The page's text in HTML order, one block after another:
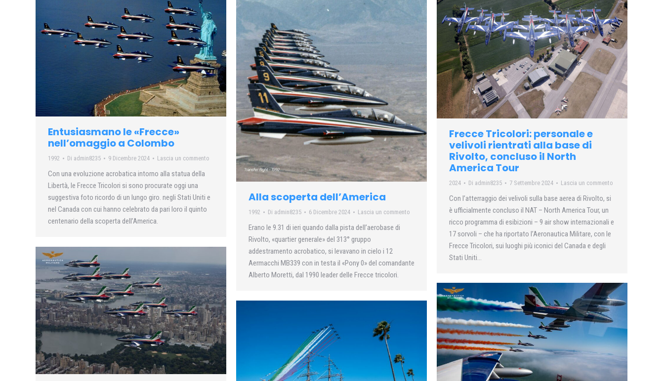
Entusiasmano le «Frecce»
nell’omaggio a Colombo
1992 Di admin8235 9 Dicembre 2024 Lascia un commento
Con una evoluzione acrobatica intorno alla statua della
Libertà, le Frecce Tricolori si sono procurate oggi una
suggestiva foto ricordo di un lungo giro. negli Stati Uniti e
nel Canada con cui hanno celebrato da pari loro il quinto
centenario della scoperta dell’America.
Alla scoperta dell’America
1992 Di admin8235 6 Dicembre 2024 Lascia un commento
Erano le 9.31 di ieri quando dalla pista dell’aerobase di
Rivolto, «quartier generale» del 313° gruppo
addestramento acrobatico, si levavano in cielo i 12
Aermacchi MB339 con in testa il «Pony 0» del comandante
Alberto Moretti, dal 1990 leader delle Frecce tricolori.
Frecce Tricolori: personale e
velivoli rientrati alla base di
Rivolto, concluso il North
America Tour
2024 Di admin8235 7 Settembre 2024 Lascia un commento
Con l’atterraggio dei velivoli sulla base aerea di Rivolto, si
è ufficialmente concluso il NAT – North America Tour, un
ricco programma di esibizioni – 9 air show internazionali e
17 sorvoli – che ha riportato l’Aeronautica Militare, con le
Frecce Tricolori, sui luoghi più iconici del Canada e degli
Stati Uniti…